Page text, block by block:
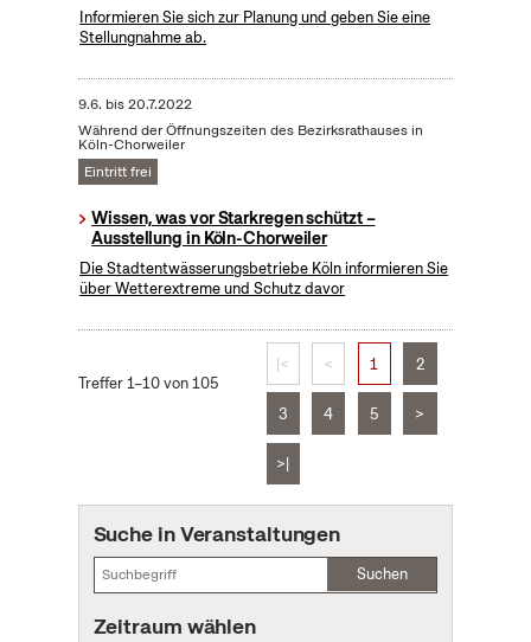
Informieren Sie sich zur Planung und geben Sie eine
Stellungnahme ab.
9.6. bis20.7.2022
Während der Öffnungszeiten des Bezirksrathauses in
Köln-Chorweiler
Eintritt frei
Wissen, was vor Starkregen schützt –
Ausstellung in Köln-Chorweiler
Die Stadtentwässerungsbetriebe Köln informieren Sie
über Wetterextreme und Schutz davor
Treffer 1–10 von 105
|< < 1 2
3 4 5 >
>|
Suche in Veranstaltungen
Suchen
Zeitraum wählen